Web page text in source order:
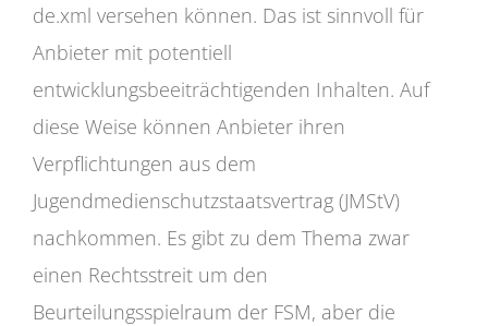
de.xml versehen können. Das ist sinnvoll für
Anbieter mit potentiell
entwicklungsbeeiträchtigenden Inhalten. Auf
diese Weise können Anbieter ihren
Verpflichtungen aus dem
Jugendmedienschutzstaatsvertrag (JMStV)
nachkommen. Es gibt zu dem Thema zwar
einen Rechtsstreit um den
Beurteilungsspielraum der FSM, aber die